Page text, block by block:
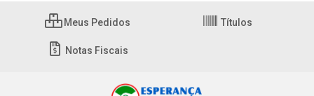
Meus Pedidos Títulos
Notas Fiscais